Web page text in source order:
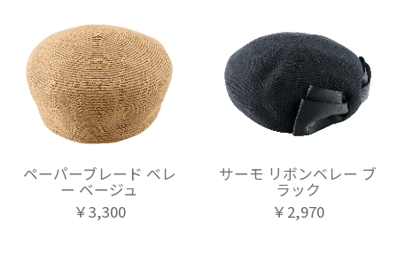
ペーパーブレード ベレ
ー ベージュ
￥3,300
サーモ リボンベレー ブ
ラック
￥2,970